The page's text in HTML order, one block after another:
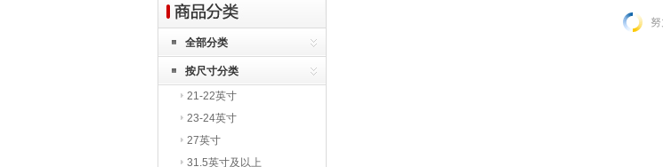
全部分类
按尺寸分类
21-22英寸
23-24英寸
27英寸
31.5英寸及以上